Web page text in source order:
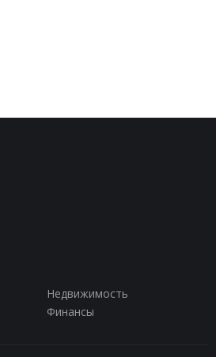
Недвижимость
Финансы